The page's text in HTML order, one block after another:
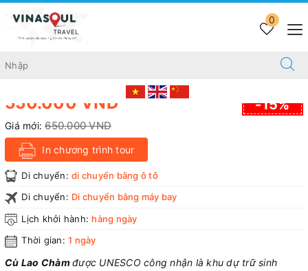
0
Trang chủ
TOUR HÀNG NGÀY
TOUR CÙ LAO CHÀM – LẶN NGẮM SAN HÔ (1 NGÀY)
TOUR CÙ LAO CHÀM – LẶN NGẮM SAN HÔ (1
NGÀY)
550.000 VND
Giá mới:650.000 VND
-15%
In chương trình tour
Di chuyển: di chuyển bằng ô tô
Di chuyển: Di chuyển bằng máy bay
Lịch khởi hành: hàng ngày
Thời gian: 1 ngày
Cù Lao Chàmđược UNESCO công nhận là khu dự trữ sinh